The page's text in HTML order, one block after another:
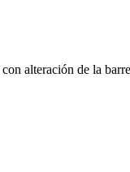
con alteración de la